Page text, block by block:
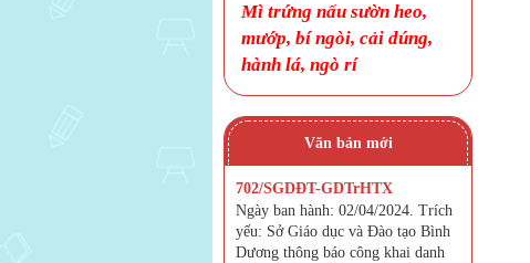
Mì trứng nấu sườn heo,
mướp, bí ngòi, cải dúng,
hành lá, ngò rí
Văn bản mới
702/SGDĐT-GDTrHTX
Ngày ban hành: 02/04/2024. Trích
yếu: Sở Giáo dục và Đào tạo Bình
Dương thông báo công khai danh